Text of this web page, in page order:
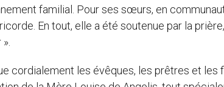
familial. Pour ses sœurs, en
En tout, elle a été soutenue par la
cordialement les évêques, les prêtres et les